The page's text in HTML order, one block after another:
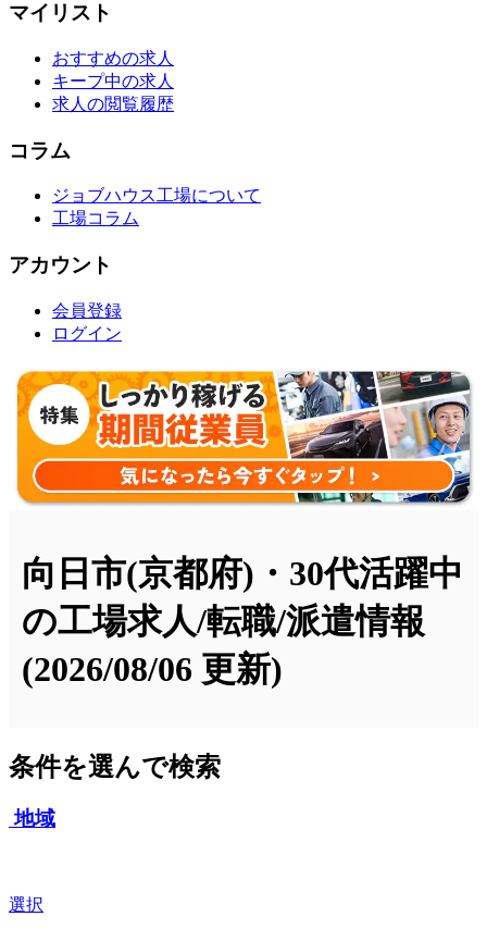
マイリスト
おすすめの求人
キープ中の求人
求人の閲覧履歴
コラム
ジョブハウス工場について
工場コラム
アカウント
会員登録
ログイン
向日市(京都府)・30代活躍中
の工場求人/転職/派遣情報
(2026/08/06 更新)
条件を選んで検索
地域
選択